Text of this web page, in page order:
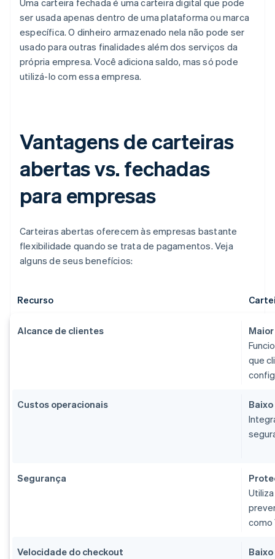
Uma carteira fechada é uma carteira digital que pode
ser usada apenas dentro de uma plataforma ou marca
específica. O dinheiro armazenado nela não pode ser
usado para outras finalidades além dos serviços da
própria empresa. Você adiciona saldo, mas só pode
utilizá-lo com essa empresa.
Vantagens de carteiras
abertas vs. fechadas
para empresas
Carteiras abertas oferecem às empresas bastante
flexibilidade quando se trata de pagamentos. Veja
alguns de seus benefícios:
Recurso
Alcance de clientes
que
Custos operacionais
Segurança
como
Velocidade do checkout